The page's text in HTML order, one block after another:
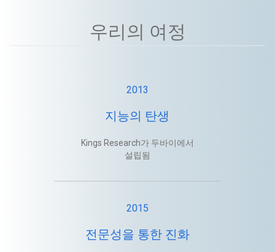
우리의 여정
2013
지능의 탄생
Kings Research가 두바이에서
설립됨
2015
전문성을 통한 진화